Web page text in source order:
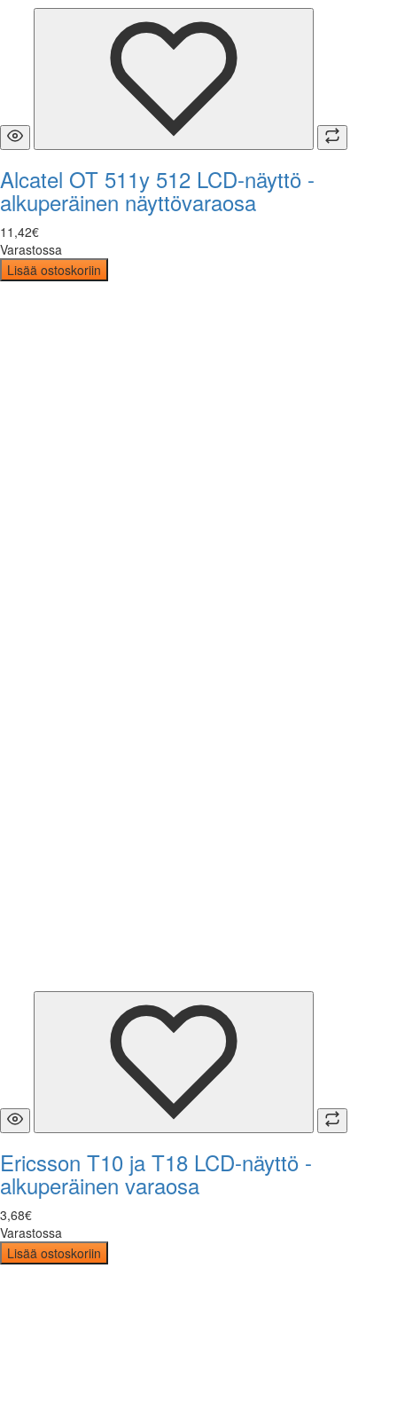
Alcatel OT 511y 512 LCD-näyttö -
alkuperäinen näyttövaraosa
11 ,42€
Varastossa
Lisää ostoskoriin
Ericsson T10 ja T18 LCD-näyttö -
alkuperäinen varaosa
3,68€
Varastossa
Lisää ostoskoriin